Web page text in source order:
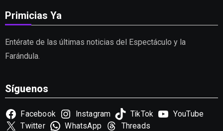
Primicias Ya
Entérate de las últimas noticias del Espectáculo y la
Farándula.
Síguenos
Facebook Instagram TikTok
YouTube
Twitter
WhatsApp Threads